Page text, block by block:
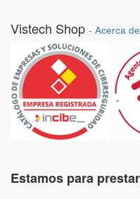
Vistech Shop - Acerca de
Estamos para